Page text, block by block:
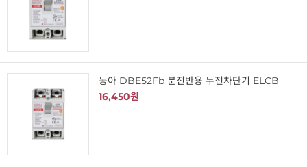
동아 DBE52Fb 분전반용 누전차단기 ELCB
16,450원